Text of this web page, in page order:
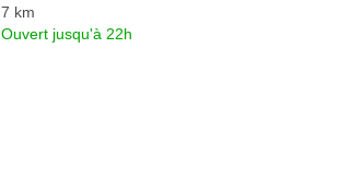
7 km
Ouvert jusqu'à 22h